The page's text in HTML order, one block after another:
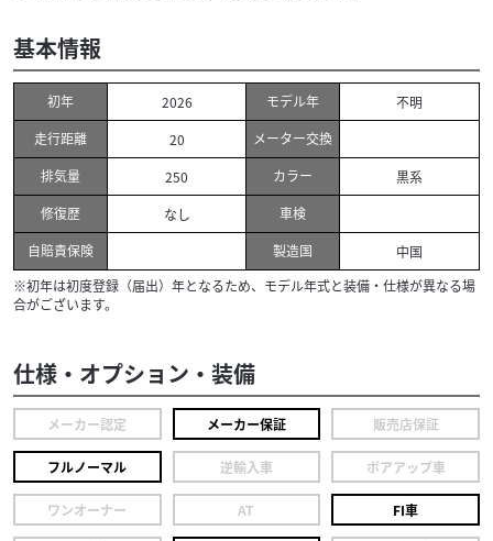
基本情報
初年 2026 モデル年
不明
走行距離
20
メーター交換
排気量
250 カラー
黒系
修復歴
なし
車検
自賠責保険
製造国
中国
※初年は初度登録（届出）年となるため、モデル年式と装備・仕様が異なる場
合がございます。
仕様・オプション・装備
メーカー認定 メーカー保証 販売店保証
フルノーマル 逆輸入車 ボアアップ車
ワンオーナー AT FI車